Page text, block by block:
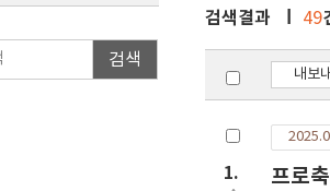
검색
검색결과 49
내보
1. 프로